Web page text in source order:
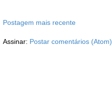
Postagem mais recente
Assinar: Postar comentários (Atom)